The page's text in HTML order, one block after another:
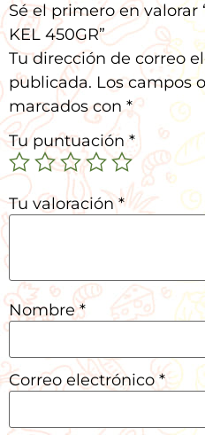
Sé el primero en valorar
KEL 450GR”
Tu dirección de correo
publicada. Los campos
marcados con *
Tu puntuación*
Tu valoración *
Nombre*
Correo electrónico*